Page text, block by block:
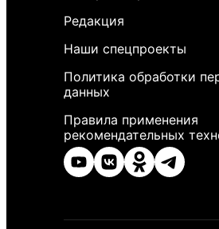
Редакция
Наши спецпроекты
Политика обработки
данных
Правила применения
рекомендательных